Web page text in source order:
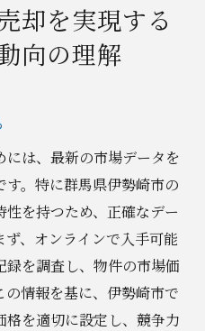
却を実現する
向の理解
は、最新の市場データを
。特に群馬県伊勢崎市の
を持つため、正確なデー
、オンラインで入手可能
を調査し、物件の市場価
情報を基に、伊勢崎市で
格を適切に設定し、競争力